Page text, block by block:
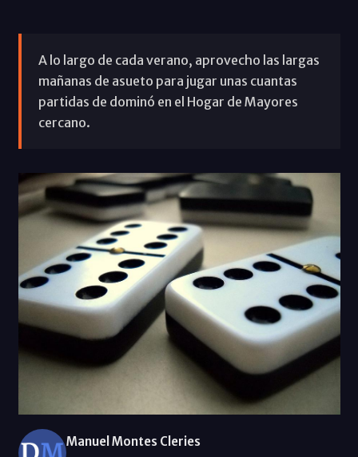
A lo largo de cada verano, aprovecho las largas
mañanas de asueto para jugar unas cuantas
partidas de dominó en el Hogar de Mayores
cercano.
Manuel Montes Cleries